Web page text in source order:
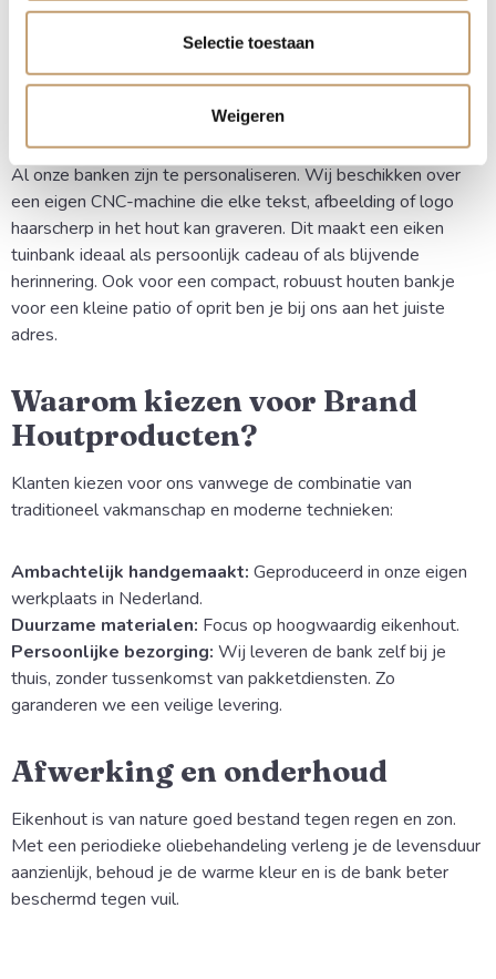
Selectie toestaan
Weigeren
Houten tuinbank met tekst of
Al onze banken zijn te personaliseren. Wij beschikken over
een eigen CNC-machine die elke tekst, afbeelding of logo
haarscherp in het hout kan graveren. Dit maakt een eiken
tuinbank ideaal als persoonlijk cadeau of als blijvende
herinnering. Ook voor een compact, robuust houten bankje
voor een kleine patio of oprit ben je bij ons aan het juiste
adres.
Waarom kiezen voor Brand
Houtproducten?
Klanten kiezen voor ons vanwege de combinatie van
traditioneel vakmanschap en moderne technieken:
Ambachtelijk handgemaakt: Geproduceerd in onze eigen
werkplaats in Nederland.
Duurzame materialen: Focus op hoogwaardig eikenhout.
Persoonlijke bezorging: Wij leveren de bank zelf bij je
thuis, zonder tussenkomst van pakketdiensten. Zo
garanderen we een veilige levering.
Afwerking en onderhoud
Eikenhout is van nature goed bestand tegen regen en zon.
Met een periodieke oliebehandeling verleng je de levensduur
aanzienlijk, behoud je de warme kleur en is de bank beter
beschermd tegen vuil.